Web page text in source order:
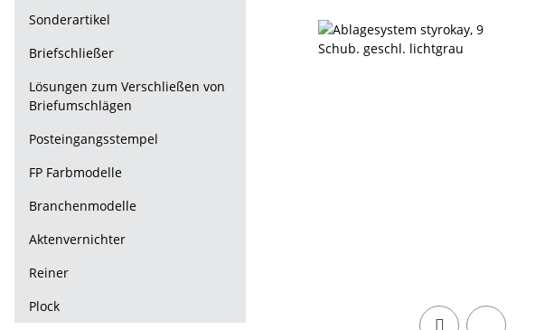
Sonderartikel
Briefschließer
Lösungen zum Verschließen von
Briefumschlägen
Posteingangsstempel
FP Farbmodelle
Branchenmodelle
Aktenvernichter
Reiner
Plock